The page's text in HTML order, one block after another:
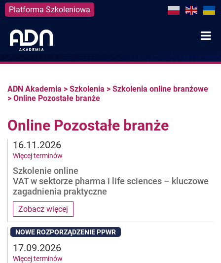
Platforma Szkoleniowa
content
ADN Akademia > Szkolenia > Szkolenia online branżowe
> Online Pozostałe branże
Online Pozostałe branże
Zobacz więcej
Szkolenie online
VAT w sektorze pharma i life sciences – kluczowe
zagadnienia praktyczne
16.11.2026
Więcej terminów
NOWE ROZPORZĄDZENIE PPWR
17.09.2026
Więcej terminów